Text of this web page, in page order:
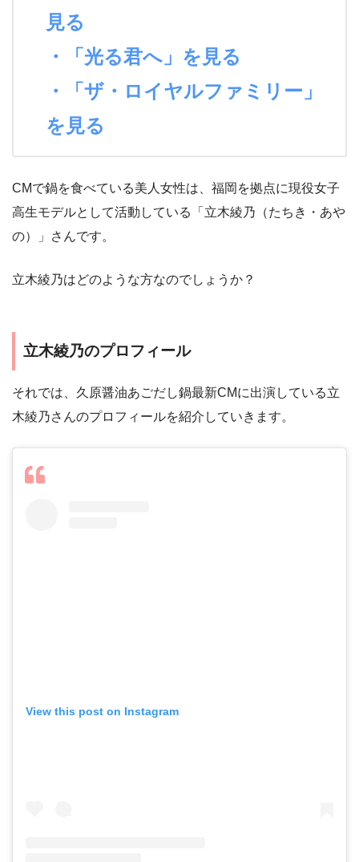
見る
・「光る君へ」を見る
・「ザ・ロイヤルファミリー」
を見る
CMで鍋を食べている美人女性は、福岡を拠点に現役女子
高生モデルとして活動している「立木綾乃（たちき・あや
の）」さんです。
立木綾乃はどのような方なのでしょうか？
立木綾乃のプロフィール
それでは、久原醤油あごだし鍋最新CMに出演している立
木綾乃さんのプロフィールを紹介していきます。
View this post on Instagram